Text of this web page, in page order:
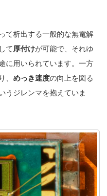
て析出する一般的な無電解
て厚付けが可能で、それゆ
に用いられています。一方
、 めっき速度の向上を図る
うジレンマを抱えていま